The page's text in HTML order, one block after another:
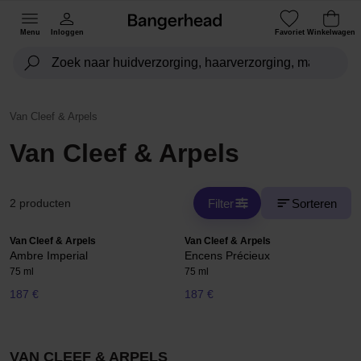
Menu Inloggen Favoriet Winkelwagen
Van Cleef & Arpels
Van Cleef & Arpels
2 producten Filter Sorteren
Van Cleef & Arpels
Ambre Imperial
75 ml
187 €
Van Cleef & Arpels
Encens Précieux
75 ml
187 €
VAN CLEEF & ARPELS